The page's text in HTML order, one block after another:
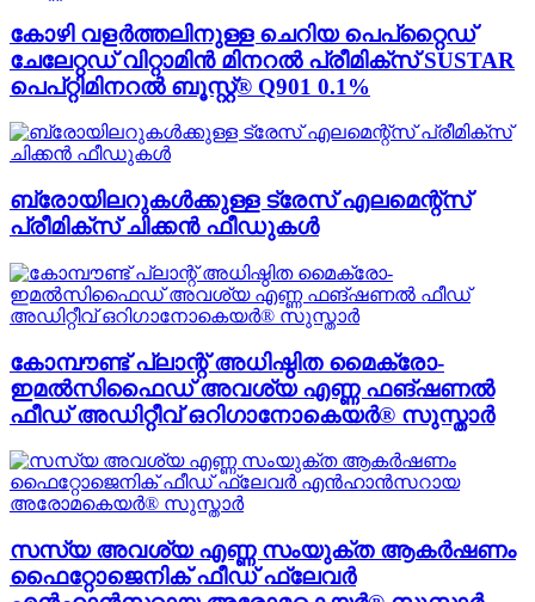
കോഴി വളർത്തലിനുള്ള ചെറിയ പെപ്റ്റൈഡ്
ചേലേറ്റഡ് വിറ്റാമിൻ മിനറൽ പ്രീമിക്സ് SUSTAR
പെപ്റ്റിമിനറൽ ബൂസ്റ്റ്® Q901 0.1%
ബ്രോയിലറുകൾക്കുള്ള ട്രേസ് എലമെന്റ്സ്
പ്രീമിക്സ് ചിക്കൻ ഫീഡുകൾ
കോമ്പൗണ്ട് പ്ലാന്റ് അധിഷ്ഠിത മൈക്രോ-
ഇമൽസിഫൈഡ് അവശ്യ എണ്ണ ഫങ്ഷണൽ
ഫീഡ് അഡിറ്റീവ് ഒറിഗാനോകെയർ® സുസ്താർ
സസ്യ അവശ്യ എണ്ണ സംയുക്ത ആകർഷണം
ഫൈറ്റോജെനിക് ഫീഡ് ഫ്ലേവർ